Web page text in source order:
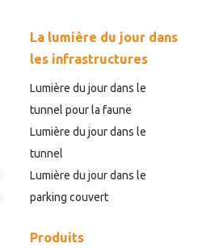
La lumière du jour dans
les infrastructures
Lumière du jour dans le
tunnel pour la faune
Lumière du jour dans le
tunnel
Lumière du jour dans le
parking couvert
Produits